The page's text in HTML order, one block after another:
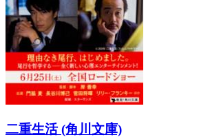
二重生活 (角川文庫)